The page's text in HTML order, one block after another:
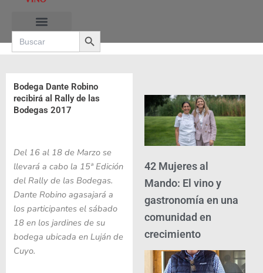
contenido
Search
for:
Search Button
Bodega Dante Robino
recibirá al Rally de las
Bodegas 2017
Del 16 al 18 de Marzo se
llevará a cabo la 15ª Edición
del Rally de las Bodegas.
Dante Robino agasajará a
los participantes el sábado
18 en los jardines de su
bodega ubicada en Luján de
Cuyo.
42 Mujeres al
Mando: El vino y
gastronomía en una
comunidad en
crecimiento